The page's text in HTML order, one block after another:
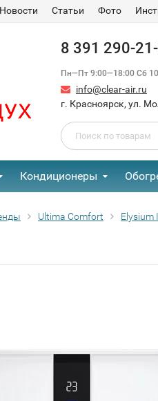
Новости Статьи Фото
8 391 290-
Пн—Пт 9:00—18:00 Сб
info@clear-air.ru
г. Красноярск, ул.
Кондиционеры
Ultima Comfort Elysium